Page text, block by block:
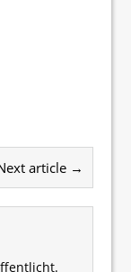
article →